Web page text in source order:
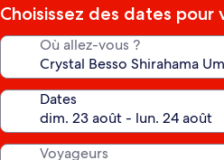
Choisissez des dates pour
Où allez-vous ?
Dates
Voyageurs